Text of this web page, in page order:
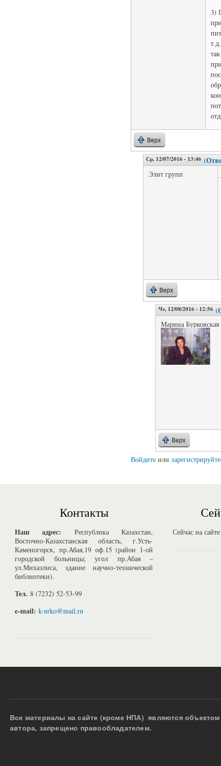
3)
Верх
Ср, 12/07/2016 - 13:46
Элит групп
Верх
Чт, 12/08/2016 - 12:56
Марина Бурковская
Верх
Войдите или
Контакты
Наш адрес: Республика Казахстан,
Восточно-Казахстанская область, г.Усть-
Каменогорск, пр.Абая,19 оф.15 (район 1-ой
городской больницы; угол пр.Абая –
ул.Михаэлиса, здание научно-технической
библиотеки).
Тел. 8 (7232) 52-53-99
e-mail: k-urko@mail.ru
Сейчас на
Все материалы на сайте (кроме НПА) являются
автора, запрещено правообладателем.